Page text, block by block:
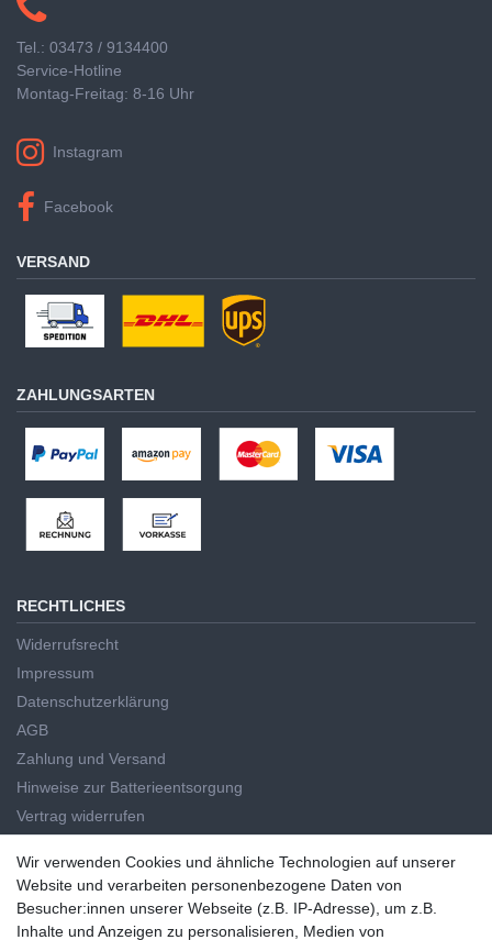
Wir verwenden Cookies und ähnliche Technologien auf unserer
Website und verarbeiten personenbezogene Daten von
Besucher:innen unserer Webseite (z.B. IP-Adresse), um z.B. Inhalte
Tel.: 03473 / 9134400
Service-Hotline
Montag-Freitag: 8-16 Uhr
Instagram
Facebook
VERSAND
ZAHLUNGSARTEN
RECHTLICHES
Widerrufsrecht
Impressum
Datenschutzerklärung
AGB
Zahlung und Versand
Hinweise zur Batterieentsorgung
Vertrag widerrufen
HAUPTKATEGORIEN
Handwerkzeug
Elektrowerkzeug
Wir verwenden Cookies und ähnliche Technologien auf unserer
Website und verarbeiten personenbezogene Daten von
Besucher:innen unserer Webseite (z.B. IP-Adresse), um z.B.
Inhalte und Anzeigen zu personalisieren, Medien von